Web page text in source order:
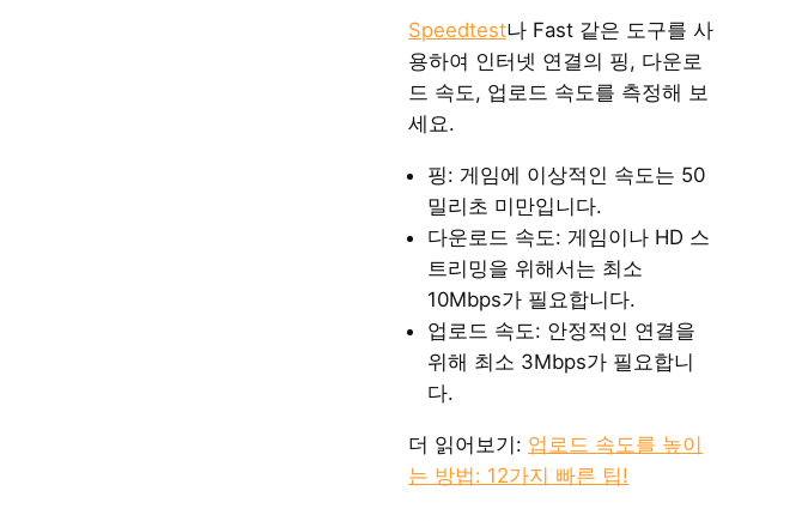
Speedtest나 Fast 같은 도구를 사
용하여 인터넷 연결의 핑, 다운로
드 속도, 업로드 속도를 측정해 보
세요.
핑: 게임에 이상적인 속도는 50
밀리초 미만입니다.
다운로드 속도: 게임이나 HD 스
트리밍을 위해서는 최소
10Mbps가 필요합니다.
업로드 속도: 안정적인 연결을
위해 최소 3Mbps가 필요합니
다.
더 읽어보기: 업로드 속도를 높이
는 방법: 12가지 빠른 팁!